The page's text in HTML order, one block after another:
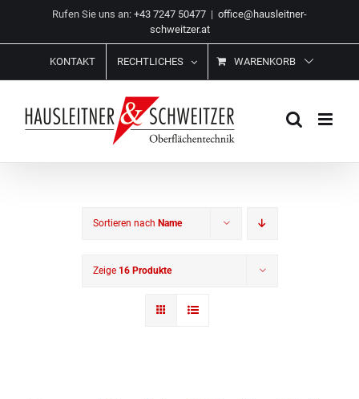
springen
Rufen Sie uns an: +43 7247 50477 | office@hausleitner-
schweitzer.at
KONTAKT RECHTLICHES WARENKORB
Sortieren nach Name
Zeige 16 Produkte